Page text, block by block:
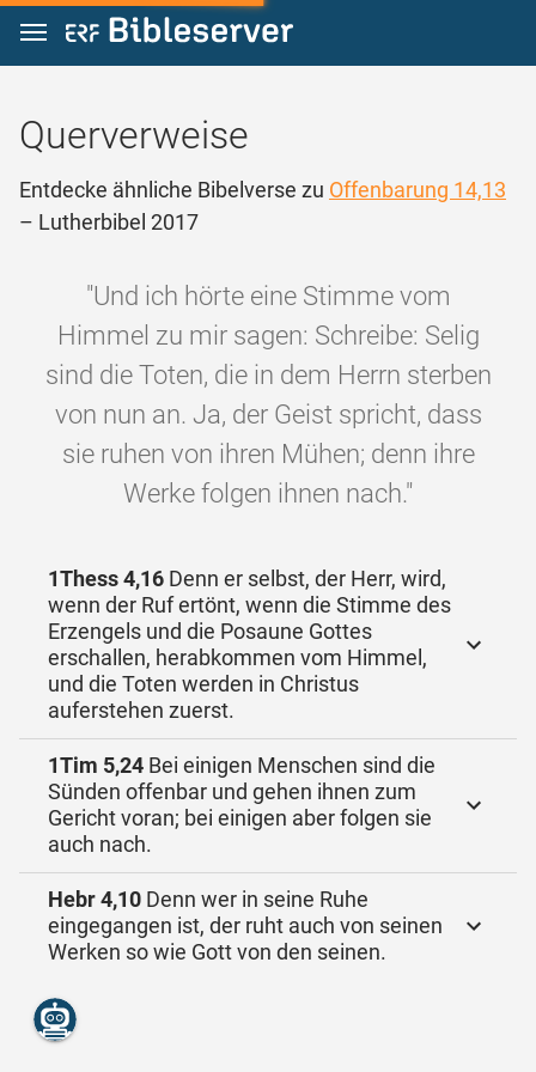
Zum Inhalt springen
Querverweise
Entdecke ähnliche Bibelverse zu Offenbarung 14,13
– Lutherbibel 2017
"Und ich hörte eine Stimme vom
Himmel zu mir sagen: Schreibe: Selig
sind die Toten, die in dem Herrn sterben
von nun an. Ja, der Geist spricht, dass
sie ruhen von ihren Mühen; denn ihre
Werke folgen ihnen nach."
1Thess 4,16 Denn er selbst, der Herr, wird,
wenn der Ruf ertönt, wenn die Stimme des
Erzengels und die Posaune Gottes
erschallen, herabkommen vom Himmel,
und die Toten werden in Christus
auferstehen zuerst.
1Tim 5,24 Bei einigen Menschen sind die
Sünden offenbar und gehen ihnen zum
Gericht voran; bei einigen aber folgen sie
auch nach.
Hebr 4,10 Denn wer in seine Ruhe
eingegangen ist, der ruht auch von seinen
Werken so wie Gott von den seinen.